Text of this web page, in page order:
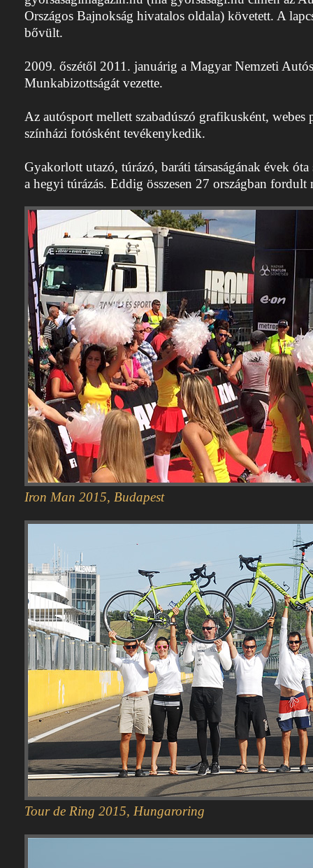
Országos Bajnokság hivatalos oldala) követett. A
bővült.
2009. őszétől 2011. januárig a Magyar Nemzeti
Munkabizottságát vezette.
Az autósport mellett szabadúszó grafikusként, webes
színházi fotósként tevékenykedik.
Gyakorlott utazó, túrázó, baráti társaságának évek
a hegyi túrázás. Eddig összesen 27 országban fordult
Iron Man 2015, Budapest
Tour de Ring 2015, Hungaroring